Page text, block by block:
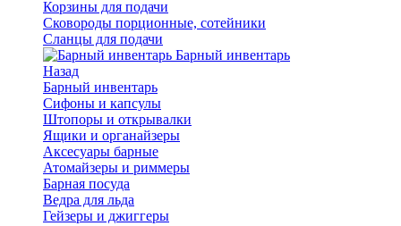
Корзины для подачи
Сковороды порционные, сотейники
Сланцы для подачи
Барный инвентарь
Назад
Барный инвентарь
Сифоны и капсулы
Штопоры и открывалки
Ящики и органайзеры
Аксесуары барные
Атомайзеры и риммеры
Барная посуда
Ведра для льда
Гейзеры и джиггеры